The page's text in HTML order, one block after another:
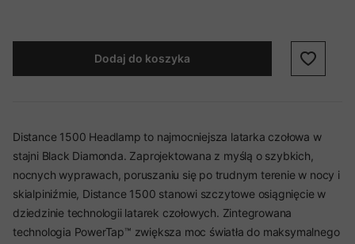
Dodaj do koszyka
Distance 1500 Headlamp to najmocniejsza latarka czołowa w
stajni Black Diamonda. Zaprojektowana z myślą o szybkich,
nocnych wyprawach, poruszaniu się po trudnym terenie w nocy i
skialpiniźmie, Distance 1500 stanowi szczytowe osiągnięcie w
dziedzinie technologii latarek czołowych. Zintegrowana
technologia PowerTap™ zwiększa moc światła do maksymalnego